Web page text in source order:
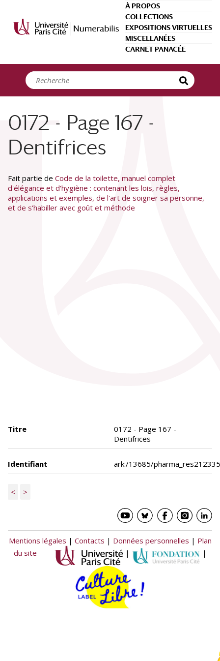
À PROPOS
COLLECTIONS
EXPOSITIONS VIRTUELLES
MISCELLANÉES
CARNET PANACÉE
0172 - Page 167 -
Dentifrices
Fait partie de Code de la toilette, manuel complet
d'élégance et d'hygiène : contenant les lois, règles,
applications et exemples, de l'art de soigner sa personne,
et de s'habiller avec goût et méthode
Titre
0172 - Page 167 -
Dentifrices
Identifiant ark:/13685/
< >
Mentions légales | Contacts | Données personnelles | Plan
du site
| |